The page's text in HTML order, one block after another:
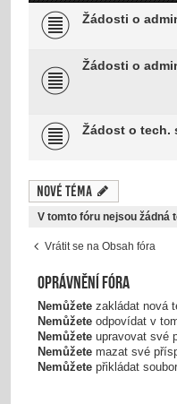
Žádosti o
Žádosti o
Žádost o tech.
Nové téma
V tomto fóru nejsou žádná
Vrátit se na Obsah fóra
Oprávnění fóra
Nemůžete zakládat nová
Nemůžete odpovídat v
Nemůžete upravovat své
Nemůžete mazat své
Nemůžete přikládat